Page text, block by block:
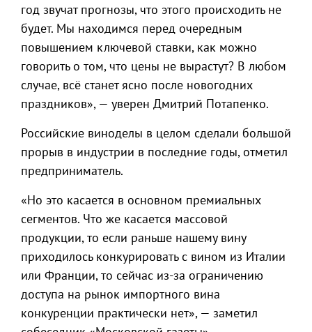
год звучат прогнозы, что этого происходить не
будет. Мы находимся перед очередным
повышением ключевой ставки, как можно
говорить о том, что цены не вырастут? В любом
случае, всё станет ясно после новогодних
праздников», — уверен Дмитрий Потапенко.
Российские виноделы в целом сделали большой
прорыв в индустрии в последние годы, отметил
предприниматель.
«Но это касается в основном премиальных
сегментов. Что же касается массовой
продукции, то если раньше нашему вину
приходилось конкурировать с вином из Италии
или Франции, то сейчас из-за ограничению
доступа на рынок импортного вина
конкуренции практически нет», — заметил